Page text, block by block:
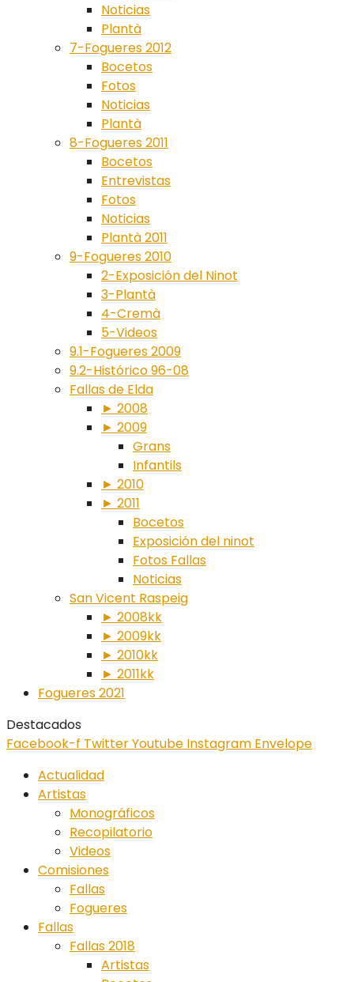
Noticias
Plantà
7-Fogueres 2012
Bocetos
Fotos
Noticias
Plantà
8-Fogueres 2011
Bocetos
Entrevistas
Fotos
Noticias
Plantà 2011
9-Fogueres 2010
2-Exposición del Ninot
3-Plantà
4-Cremà
5-Videos
9.1-Fogueres 2009
9.2-Histórico 96-08
Fallas de Elda
► 2008
► 2009
Grans
Infantils
► 2010
► 2011
Bocetos
Exposición del ninot
Fotos Fallas
Noticias
San Vicent Raspeig
► 2008kk
► 2009kk
► 2010kk
► 2011kk
Fogueres 2021
Destacados
Facebook-f TwitterYoutube Instagram Envelope
Actualidad
Artistas
Monográficos
Recopilatorio
Videos
Comisiones
Fallas
Fogueres
Fallas
Fallas 2018
Artistas